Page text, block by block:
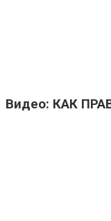
Видео: КАК